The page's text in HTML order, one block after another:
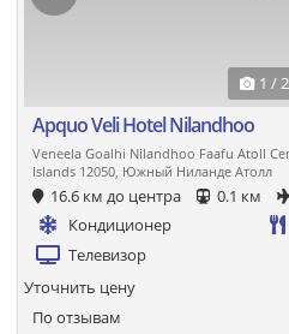
1 /
Apquo Veli Hotel Nilandhoo
Veneela Goalhi Nilandhoo Faafu Atoll
Islands 12050, Южный Ниланде Атолл
16.6 км до центра 0.1 км
Кондиционер
Телевизор
По отзывам
Уточнить цену